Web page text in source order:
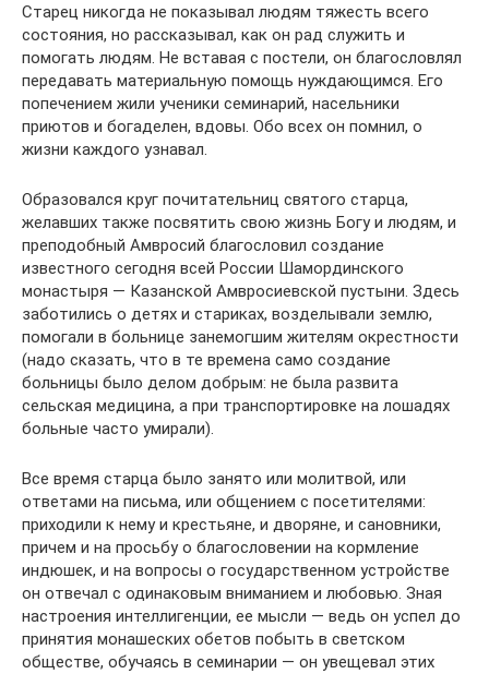
Старец никогда не показывал людям тяжесть всего
состояния, но рассказывал, как он рад служить и
помогать людям. Не вставая с постели, он благословлял
передавать материальную помощь нуждающимся. Его
попечением жили ученики семинарий, насельники
приютов и богаделен, вдовы. Обо всех он помнил, о
жизни каждого узнавал.
Образовался круг почитательниц святого старца,
желавших также посвятить свою жизнь Богу и людям, и
преподобный Амвросий благословил создание
известного сегодня всей России Шамординского
монастыря — Казанской Амвросиевской пустыни. Здесь
заботились о детях и стариках, возделывали землю,
помогали в больнице занемогшим жителям окрестности
(надо сказать, что в те времена само создание
больницы было делом добрым: не была развита
сельская медицина, а при транспортировке на лошадях
больные часто умирали).
Все время старца было занято или молитвой, или
ответами на письма, или общением с посетителями:
приходили к нему и крестьяне, и дворяне, и сановники,
причем и на просьбу о благословении на кормление
индюшек, и на вопросы о государственном устройстве
он отвечал с одинаковым вниманием и любовью. Зная
настроения интеллигенции, ее мысли — ведь он успел до
принятия монашеских обетов побыть в светском
обществе, обучаясь в семинарии — он увещевал этих